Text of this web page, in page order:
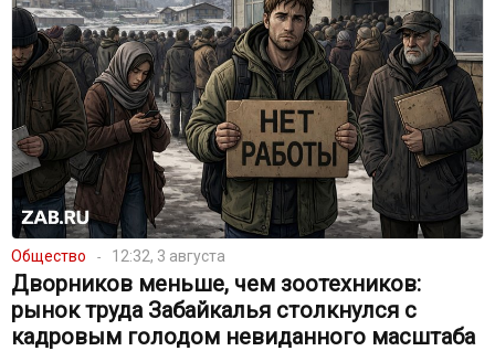
Общество 12:32, 3 августа
Дворников меньше, чем зоотехников:
рынок труда Забайкалья столкнулся с
кадровым голодом невиданного масштаба